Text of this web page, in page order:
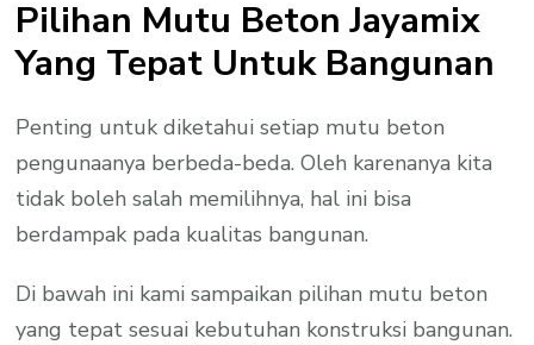
Pilihan Mutu Beton Jayamix
Yang Tepat Untuk Bangunan
Penting untuk diketahui setiap mutu beton
pengunaanya berbeda-beda. Oleh karenanya kita
tidak boleh salah memilihnya, hal ini bisa
berdampak pada kualitas bangunan.
Di bawah ini kami sampaikan pilihan mutu beton
yang tepat sesuai kebutuhan konstruksi bangunan.